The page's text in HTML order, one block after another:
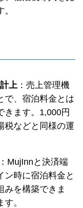
上：売上管理機
で、宿泊料金とは
きます。1,000円
税などと同様の運
MujInnと決済端
ン時に宿泊料金と
みを構築できま
。